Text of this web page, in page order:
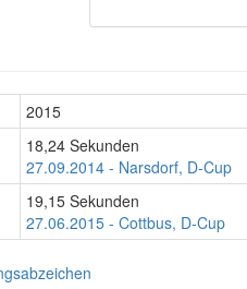
2015
18,24 Sekunden
27.09.2014 - Narsdorf, D-Cup
19,15 Sekunden
27.06.2015 - Cottbus, D-Cup